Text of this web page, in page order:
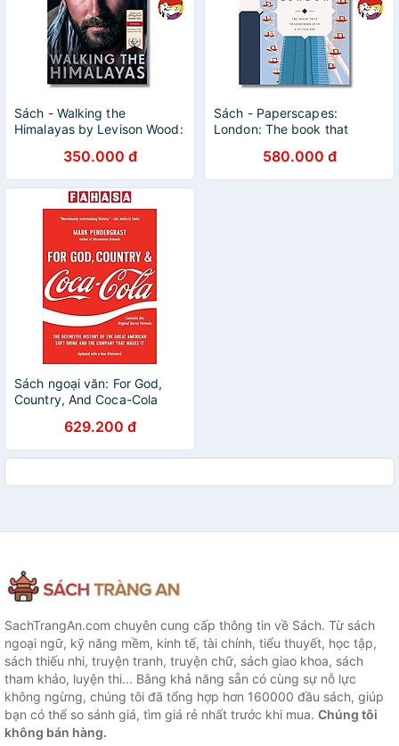
Sách - Walking the
Himalayas by Levison Wood:
and Endurance
350.000 đ
Sách - Paperscapes:
London: The book that
by Sandra Lawrence
580.000 đ
Sách ngoại văn: For God,
Country, And Coca-Cola
629.200 đ
SachTrangAn.com chuyên cung cấp thông tin về Sách. Từ sách
ngoại ngữ, kỹ năng mềm, kinh tế, tài chính, tiểu thuyết, học tập,
sách thiếu nhi, truyện tranh, truyện chữ, sách giao khoa, sách
tham khảo, luyện thi... Bằng khả năng sẵn có cùng sự nỗ lực
không ngừng, chúng tôi đã tổng hợp hơn 160000 đầu sách, giúp
bạn có thể so sánh giá, tìm giá rẻ nhất trước khi mua. Chúng tôi
không bán hàng.